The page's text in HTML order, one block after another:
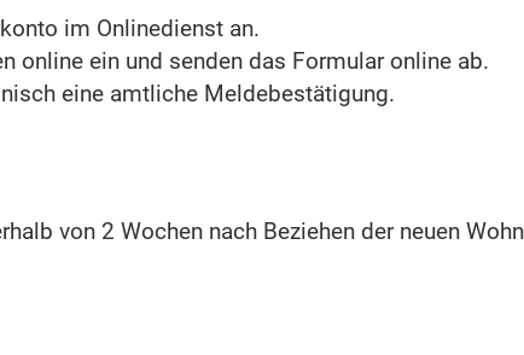
im Onlinedienst an.
online ein und senden das Formular online ab.
eine amtliche Meldebestätigung.
von 2 Wochen nach Beziehen der neuen